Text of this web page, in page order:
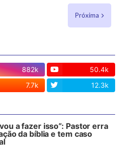
Próxima
882k
50.4k
7.7k 12.3k
a fazer isso”: Pastor erra
da bíblia e tem caso